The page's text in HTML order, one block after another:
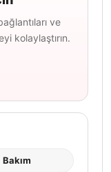
ve
kolaylaştırın.
Bakım